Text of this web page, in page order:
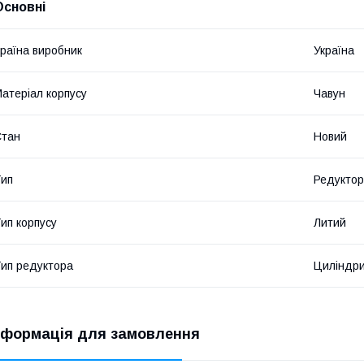
виробник Україна
корпусу Чавун
Новий
Редуктор
корпусу Литий
редуктора
для замовлення